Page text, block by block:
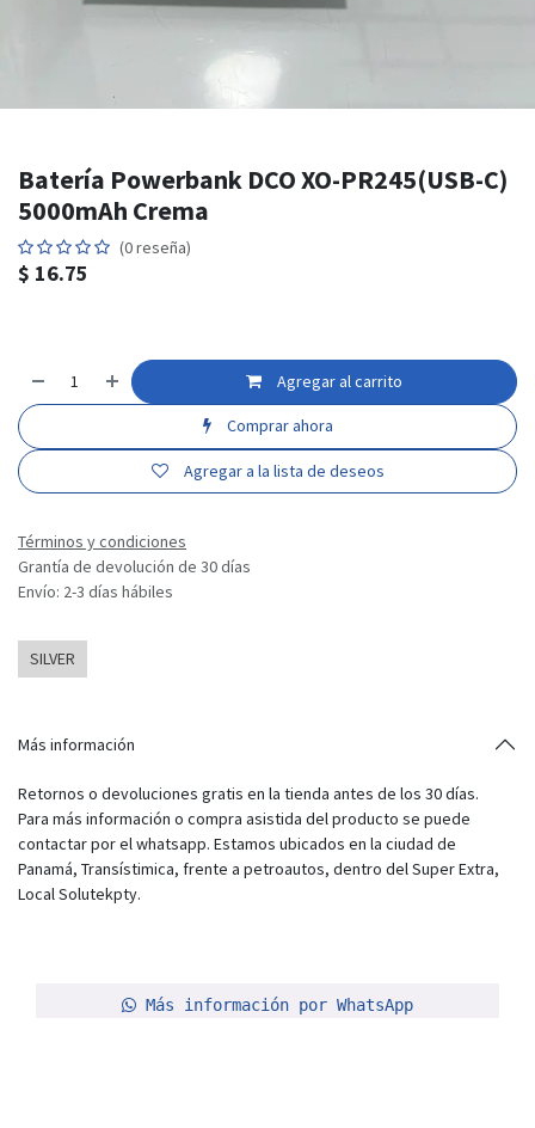
Batería Powerbank DCO XO-PR245(USB-C)
5000mAh Crema
(0 reseña)
$ 16.75
Agregar al carrito
Comprar ahora
Agregar a la lista de deseos
Términos y condiciones
Grantía de devolución de 30 días
Envío: 2-3 días hábiles
SILVER
Más información
Retornos o devoluciones gratis en la tienda antes de los 30 días.
Para más información o compra asistida del producto se puede
contactar por el whatsapp. Estamos ubicados en la ciudad de
Panamá, Transístimica, frente a petroautos, dentro del Super Extra,
Local Solutekpty.
Más información por WhatsApp